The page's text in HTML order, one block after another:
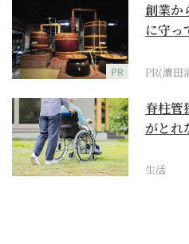
PR
創業か
に守っ
PR(濵田
脊柱管
がとれ
生活